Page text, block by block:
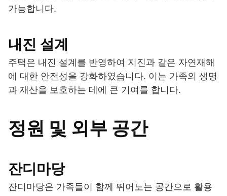
가능합니다.
내진 설계
주택은 내진 설계를 반영하여 지진과 같은 자연재해
에 대한 안전성을 강화하였습니다. 이는 가족의 생명
과 재산을 보호하는 데에 큰 기여를 합니다.
정원 및 외부 공간
잔디마당
잔디마당은 가족들이 함께 뛰어노는 공간으로 활용